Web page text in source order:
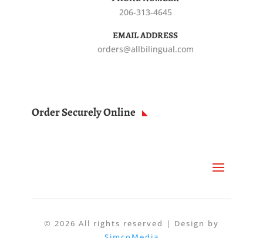
206-313-4645
EMAIL ADDRESS
orders@allbilingual.com
Order Securely Online
© 2026 All rights reserved | Design by